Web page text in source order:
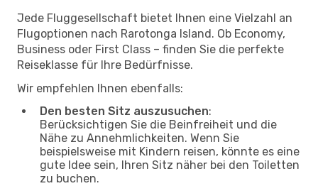
Jede Fluggesellschaft bietet Ihnen eine Vielzahl an
Flugoptionen nach Rarotonga Island. Ob Economy,
Business oder First Class – finden Sie die perfekte
Reiseklasse für Ihre Bedürfnisse.
Wir empfehlen Ihnen ebenfalls:
Den besten Sitz auszusuchen:
Berücksichtigen Sie die Beinfreiheit und die
Nähe zu Annehmlichkeiten. Wenn Sie
beispielsweise mit Kindern reisen, könnte es eine
gute Idee sein, Ihren Sitz näher bei den Toiletten
zu buchen.